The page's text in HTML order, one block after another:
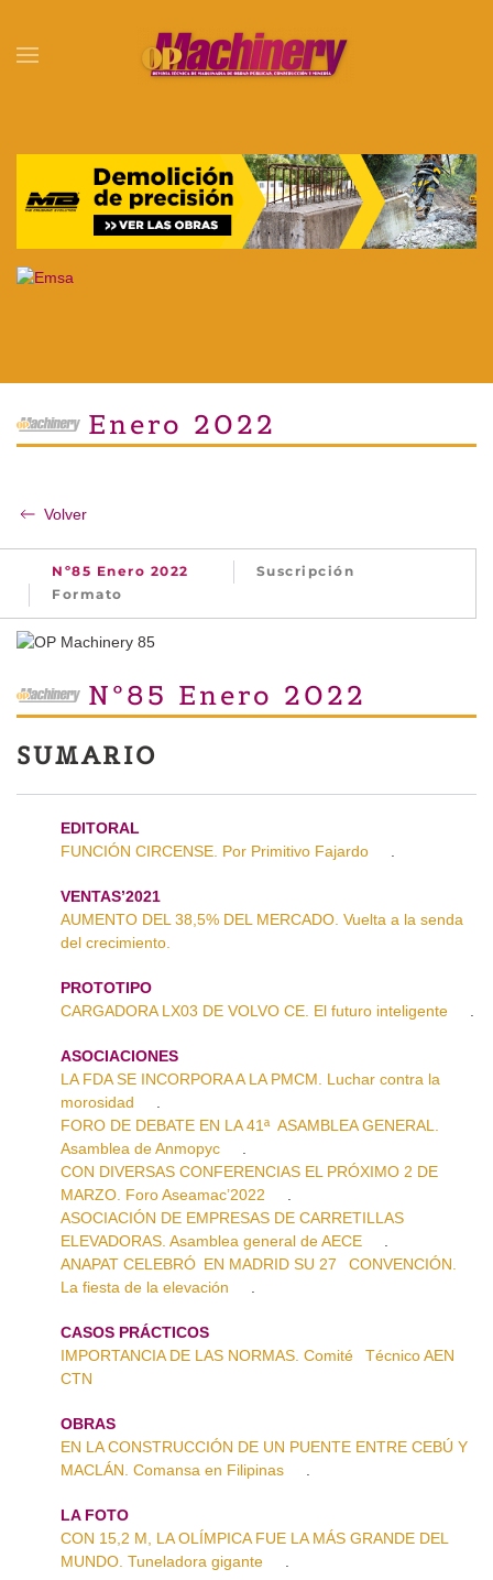
Skip to main content
Enero 2022
Volver
Nº85 Enero 2022
Suscripción
Formato
Nº85 Enero 2022
SUMARIO
EDITORAL
FUNCIÓN CIRCENSE. Por Primitivo Fajardo
VENTAS’2021
AUMENTO DEL 38,5% DEL MERCADO. Vuelta a la senda
del crecimiento.
PROTOTIPO
CARGADORA LX03 DE VOLVO CE. El futuro inteligente
ASOCIACIONES
LA FDA SE INCORPORA A LA PMCM. Luchar contra la
morosidad
FORO DE DEBATE EN LA 41ª ASAMBLEA GENERAL.
Asamblea de Anmopyc
CON DIVERSAS CONFERENCIAS EL PRÓXIMO 2 DE
MARZO. Foro Aseamac’2022
ASOCIACIÓN DE EMPRESAS DE CARRETILLAS
ELEVADORAS. Asamblea general de AECE
ANAPAT CELEBRÓ EN MADRID SU 27 CONVENCIÓN.
La fiesta de la elevación
CASOS PRÁCTICOS
IMPORTANCIA DE LAS NORMAS. Comité Técnico AEN
CTN
OBRAS
EN LA CONSTRUCCIÓN DE UN PUENTE ENTRE CEBÚ Y
MACLÁN. Comansa en Filipinas
LA FOTO
CON 15,2 M, LA OLÍMPICA FUE LA MÁS GRANDE DEL
MUNDO. Tuneladora gigante